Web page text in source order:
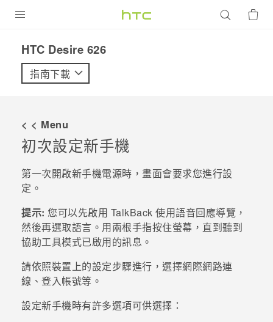
VIVE
優惠專區
焦點訊息
校園專案
企業採購
銷售門市
銷售通路
支援服務
VIVELAND
登入
HTC Desire 626‎
指南下載
< < Menu
初次設定新手機
第一次開啟新手機電源時，畫面會要求您進行設
定。
提示: 您可以先啟用 TalkBack 使用語音回應導覽，
然後再選取語言。用兩根手指按住螢幕，直到聽到
協助工具模式已啟用的訊息。
請依照裝置上的設定步驟進行，選擇網際網路連
線、登入帳號等。
設定新手機時有許多選項可供選擇：